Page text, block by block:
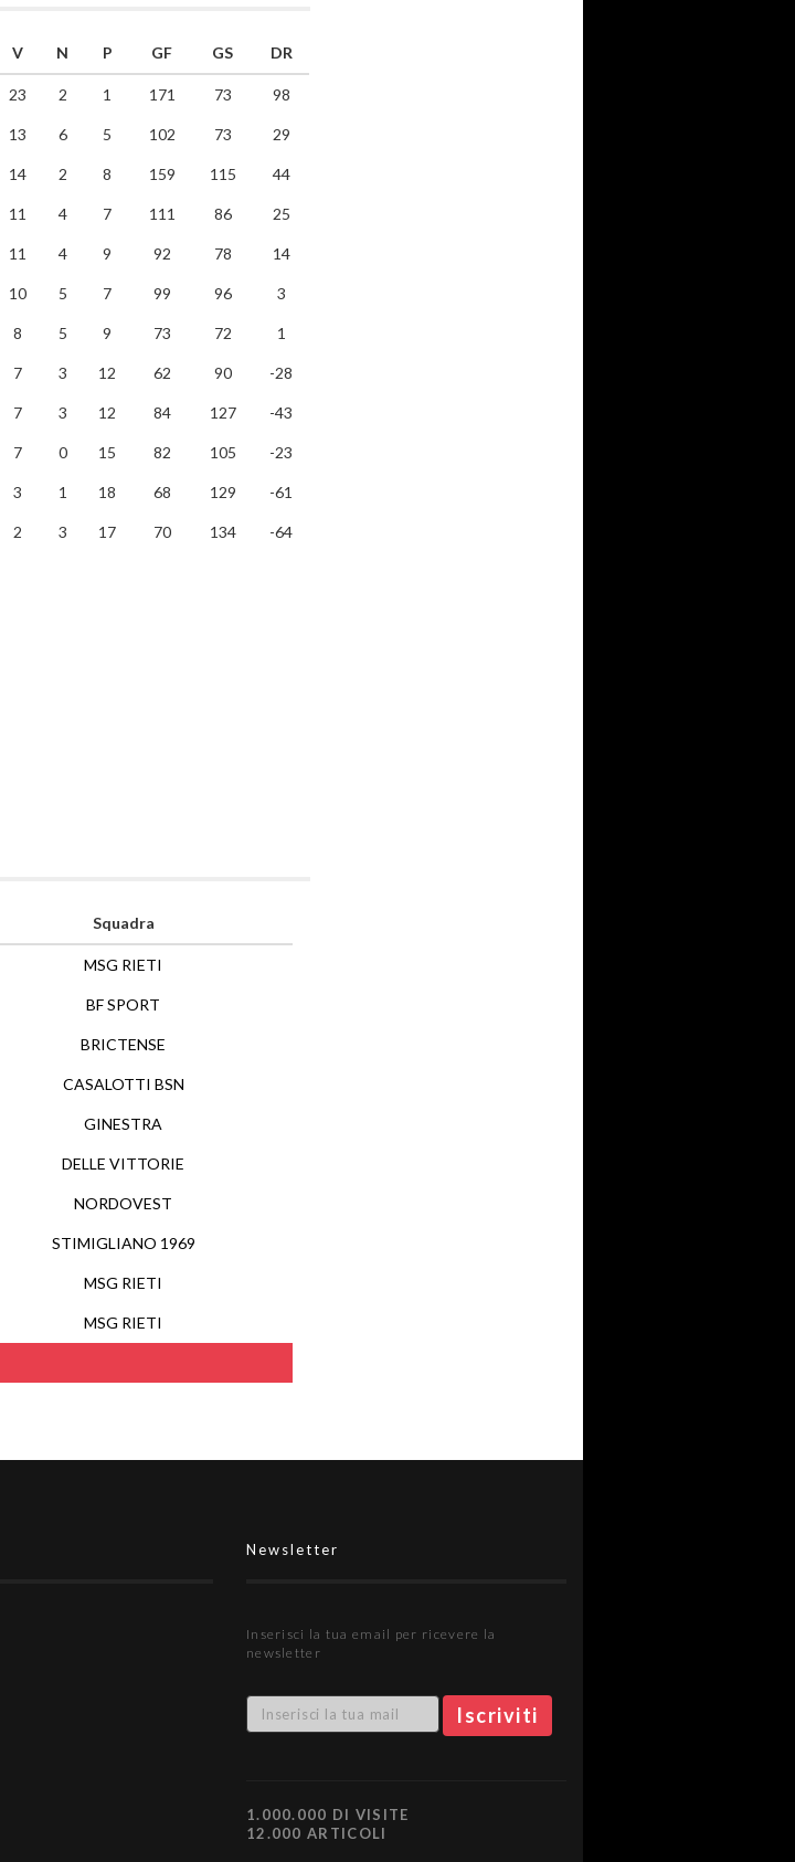
V N P GF GS DR
23 2 1 171 73 98
13 6 5 102 73 29
14 2 8 159 115 44
11 4 7 111 86 25
11 4 9 92 78 14
10 5 7 99 96 3
8 5 9 73 72 1
7 3 12 62 90 -28
7 3 12 84 127 -43
7 0 15 82 105 -23
3 1 18 68 129 -61
2 3 17 70 134 -64
Squadra
MSG RIETI
BF SPORT
BRICTENSE
CASALOTTI BSN
GINESTRA
DELLE VITTORIE
NORDOVEST
STIMIGLIANO 1969
MSG RIETI
MSG RIETI
Newsletter
Inserisci la tua email per ricevere la
newsletter
1.000.000 DI VISITE
12.000 ARTICOLI